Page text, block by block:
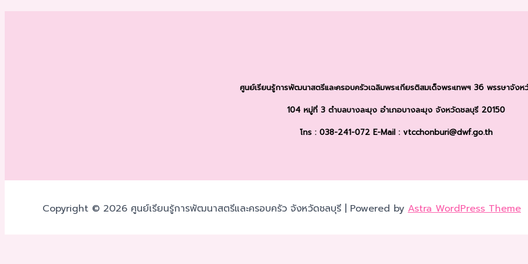
ศูนย์เรียนรู้การพัฒนาสตรีและครอบครัวเฉลิมพระเกียรติสมเด็จพระเทพฯ 36 พรรษาจังห
104 หมู่ที่ 3 ตำบลบางละมุง อำเภอบางละมุง จังหวัดชลบุรี 20150
โทร : 038-241-072 E-Mail : vtcchonburi@dwf.go.th
Copyright © 2026 ศูนย์เรียนรู้การพัฒนาสตรีและครอบครัว จังหวัดชลบุรี | Powered by Astra WordPress Theme